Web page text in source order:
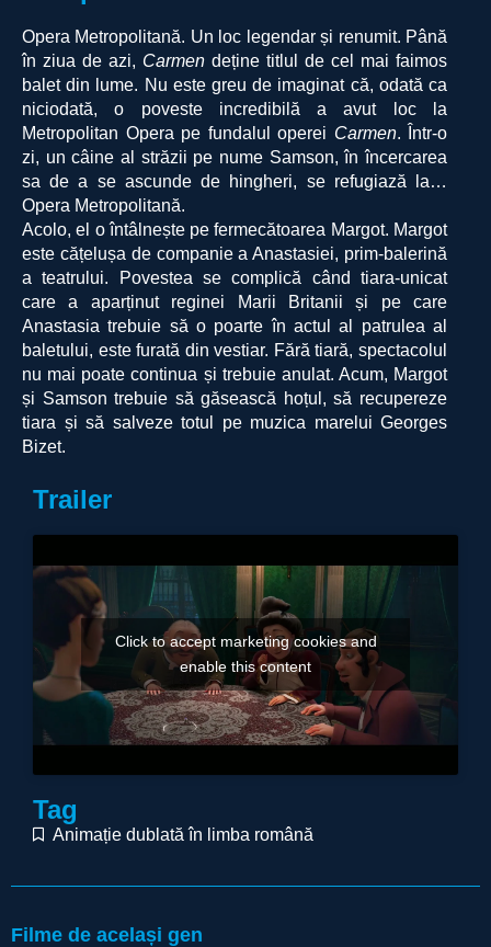
Opera Metropolitană. Un loc legendar și renumit. Până
în ziua de azi, Carmen deține titlul de cel mai faimos
balet din lume. Nu este greu de imaginat că, odată ca
niciodată, o poveste incredibilă a avut loc la
Metropolitan Opera pe fundalul operei Carmen. Într-o
zi, un câine al străzii pe nume Samson, în încercarea
sa de a se ascunde de hingheri, se refugiază la…
Opera Metropolitană.
Acolo, el o întâlnește pe fermecătoarea Margot. Margot
este cățelușa de companie a Anastasiei, prim-balerină
a teatrului. Povestea se complică când tiara-unicat
care a aparținut reginei Marii Britanii și pe care
Anastasia trebuie să o poarte în actul al patrulea al
baletului, este furată din vestiar. Fără tiară, spectacolul
nu mai poate continua și trebuie anulat. Acum, Margot
și Samson trebuie să găsească hoțul, să recupereze
tiara și să salveze totul pe muzica marelui Georges
Bizet.
Trailer
Click to accept marketing cookies and
enable this content
Tag
Animație dublată în limba română
Filme de același gen